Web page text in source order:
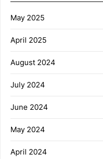
May 2025
April 2025
August 2024
July 2024
June 2024
May 2024
April 2024